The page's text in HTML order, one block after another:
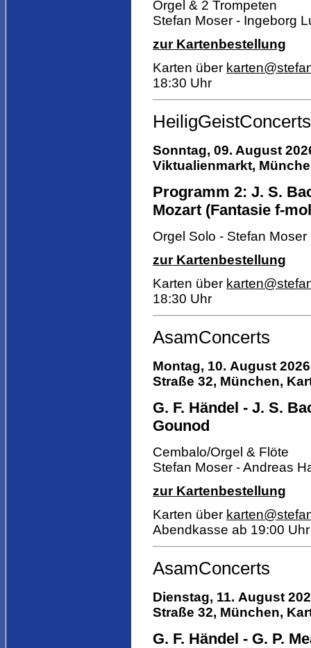
Orgel & 2 Trompeten
Stefan Moser - Ingeborg
zur Kartenbestellung
Karten über
18:30 Uhr
HeiligGeistConcerts
Sonntag, 09. August
Viktualienmarkt,
Programm 2: J. S.
Mozart (Fantasie f-
Orgel Solo - Stefan Moser
zur Kartenbestellung
Karten über
18:30 Uhr
AsamConcerts
Montag, 10. August
Straße 32, München,
G. F. Händel - J. S.
Gounod
Cembalo/Orgel & Flöte
Stefan Moser - Andreas
zur Kartenbestellung
Karten über
Abendkasse ab 19:00 Uhr
AsamConcerts
Dienstag, 11. August
Straße 32, München,
G. F. Händel - G. P.